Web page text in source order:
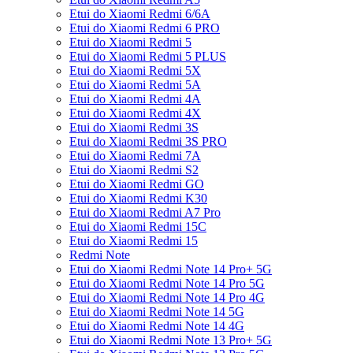
Etui do Xiaomi Redmi 6/6A
Etui do Xiaomi Redmi 6 PRO
Etui do Xiaomi Redmi 5
Etui do Xiaomi Redmi 5 PLUS
Etui do Xiaomi Redmi 5X
Etui do Xiaomi Redmi 5A
Etui do Xiaomi Redmi 4A
Etui do Xiaomi Redmi 4X
Etui do Xiaomi Redmi 3S
Etui do Xiaomi Redmi 3S PRO
Etui do Xiaomi Redmi 7A
Etui do Xiaomi Redmi S2
Etui do Xiaomi Redmi GO
Etui do Xiaomi Redmi K30
Etui do Xiaomi Redmi A7 Pro
Etui do Xiaomi Redmi 15C
Etui do Xiaomi Redmi 15
Redmi Note
Etui do Xiaomi Redmi Note 14 Pro+ 5G
Etui do Xiaomi Redmi Note 14 Pro 5G
Etui do Xiaomi Redmi Note 14 Pro 4G
Etui do Xiaomi Redmi Note 14 5G
Etui do Xiaomi Redmi Note 14 4G
Etui do Xiaomi Redmi Note 13 Pro+ 5G